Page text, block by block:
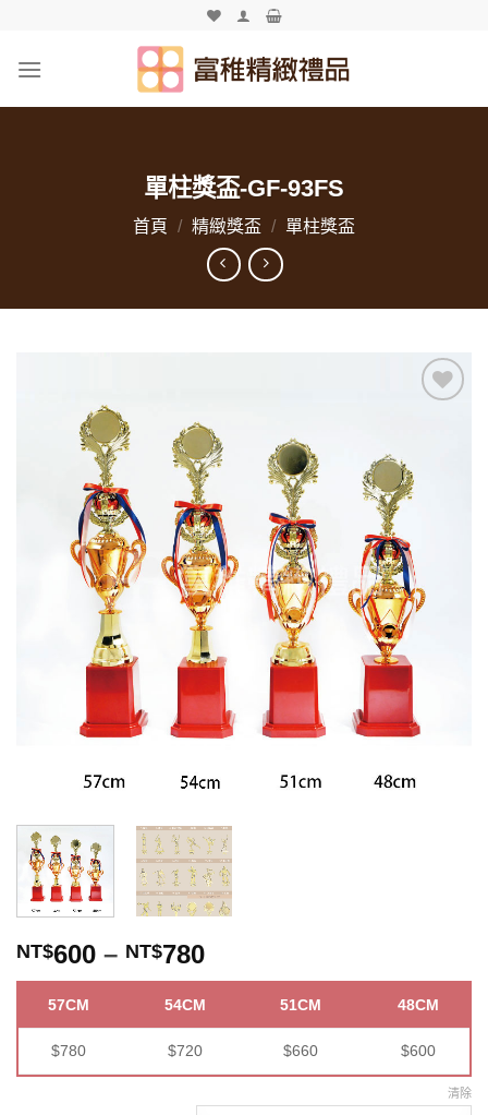
content
單柱獎盃-GF-93FS
首頁 / 精緻獎盃 / 單柱獎盃
NT$600 – NT$780
57CM 54CM 51CM 48CM
$780 $720 $660 $600
清除